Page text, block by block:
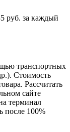
руб. за каждый
транспортных
Стоимость
Рассчитать
сайте
терминал
после 100%